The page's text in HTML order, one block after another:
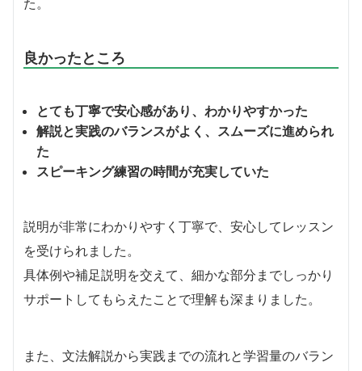
た。
良かったところ
とても丁寧で安心感があり、わかりやすかった
解説と実践のバランスがよく、スムーズに進められ
た
スピーキング練習の時間が充実していた
説明が非常にわかりやすく丁寧で、安心してレッスン
を受けられました。
具体例や補足説明を交えて、細かな部分までしっかり
サポートしてもらえたことで理解も深まりました。
また、文法解説から実践までの流れと学習量のバラン